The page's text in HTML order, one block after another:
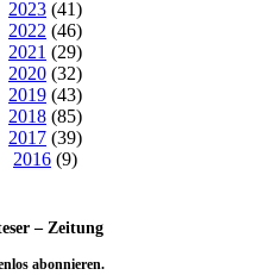
2023 (41)
2022 (46)
2021 (29)
2020 (32)
2019 (43)
2018 (85)
2017 (39)
2016 (9)
– Zeitung
abonnieren.